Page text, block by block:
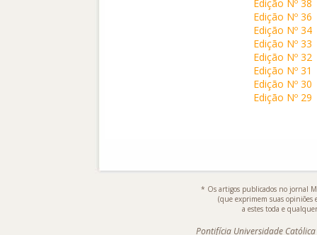
Edição Nº 38
Edição Nº 36
Edição Nº 34
Edição Nº 33
Edição Nº 32
Edição Nº 31
Edição Nº 30
Edição Nº 29
* Os artigos publicados no jornal
(que exprimem suas opiniões
a estes toda e
Pontifícia Universidade Católica